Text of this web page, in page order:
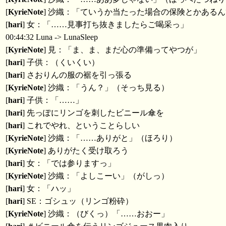
[KyrieNote] 沙織：「ていうか当たった場合の保険とかあるん
[hari] 女：「……見事打ち抜きましたらご喝采っ」
00:44:32 Luna -> LunaSleep
[KyrieNote] 見：「ま、ま、まだ心の準備ってやつが」
[hari] 子供：（くいくい）
[hari] さおりんの服の裾を引っ張る
[KyrieNote] 沙織：「うん？」（そっち見る）
[hari] 子供：「……」
[hari] 先っぽにリンゴを刺したビニール傘を
[hari] これでやれ、ということらしい
[KyrieNote] 沙織：「……ありがと」（ほろり）
[KyrieNote] ありがたく受け取ろう
[hari] 女：「では参りますっ」
[KyrieNote] 沙織：「よしこーい」（がしっ）
[hari] 女：「ハッ」
[hari] SE：ゴシュッ（リンゴ粉砕）
[KyrieNote] 沙織：（びくっ）「……おおー」